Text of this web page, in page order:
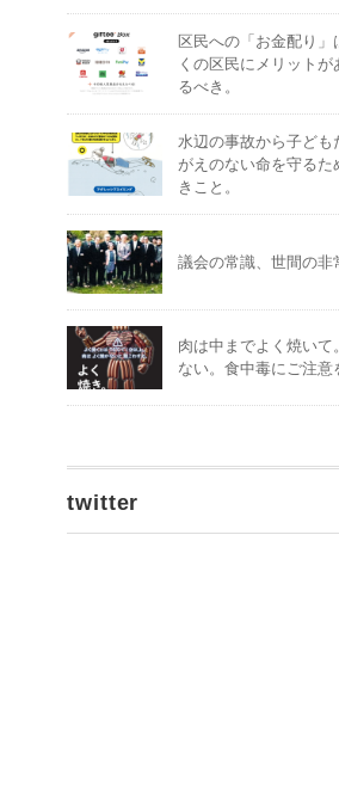
区民への「お金配り」
くの区民にメリット
るべき。
水辺の事故から子ども
がえのない命を守る
きこと。
議会の常識、世間の非
肉は中までよく焼いて
ない。食中毒にご注意
twitter